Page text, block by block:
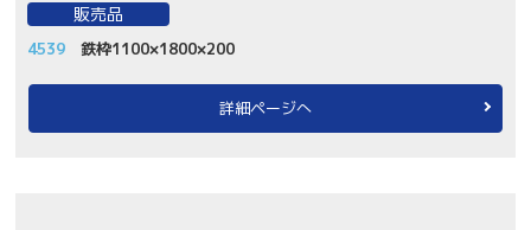
販売品
4539 鉄枠1100×1800×200
詳細ページへ